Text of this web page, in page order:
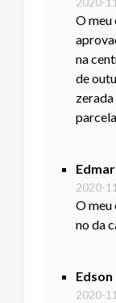
O meu
na
de
2020-
O meu
no da
2020-